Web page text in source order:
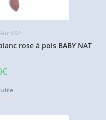
NAT
rose à pois BABY NAT
€